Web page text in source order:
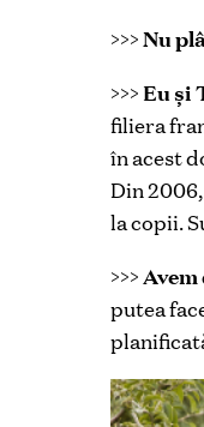
>>>Nu
>>> Eu și
filiera
în acest
Din
la copii.
>>>
putea